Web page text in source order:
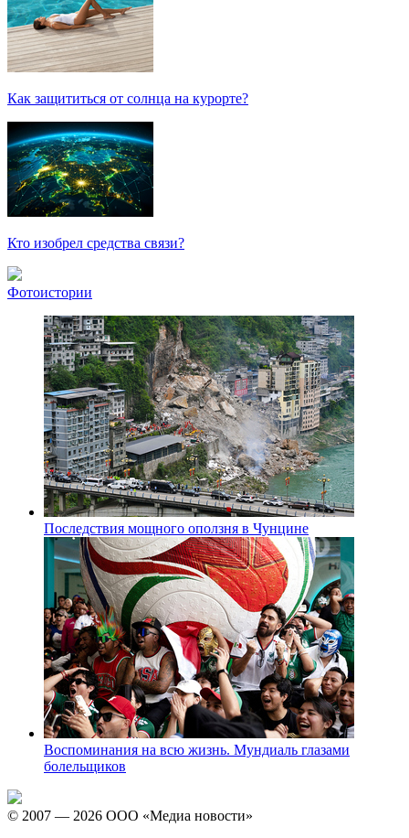
Как защититься от солнца на курорте?
Кто изобрел средства связи?
Фотоистории
Последствия мощного оползня в Чунцине
Воспоминания на всю жизнь. Мундиаль глазами
болельщиков
© 2007 — 2026 ООО «Медиа новости»